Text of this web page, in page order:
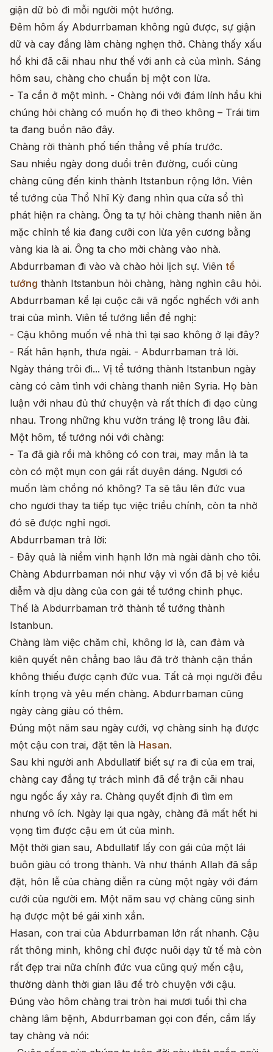
giận dữ bỏ đi mỗi người một hướng.
Đêm hôm ấy Abdurrbaman không ngủ được, sự giận
dữ và cay đắng làm chàng nghẹn thở. Chàng thấy xấu
hổ khi đã cãi nhau như thế với anh cả của mình. Sáng
hôm sau, chàng cho chuẩn bị một con lừa.
- Ta cần ở một mình. - Chàng nói với đám lính hầu khi
chúng hỏi chàng có muốn họ đi theo không – Trái tim
ta đang buồn não đây.
Chàng rời thành phố tiến thẳng về phía trước.
Sau nhiều ngày dong duổi trên đường, cuối cùng
chàng cũng đến kinh thành Itstanbun rộng lớn. Viên
tể tướng của Thổ Nhĩ Kỳ đang nhìn qua cửa sổ thì
phát hiện ra chàng. Ông ta tự hỏi chàng thanh niên ăn
mặc chỉnh tề kia đang cưỡi con lừa yên cương bằng
vàng kia là ai. Ông ta cho mời chàng vào nhà.
Abdurrbaman đi vào và chào hỏi lịch sự. Viên tể
tướng thành Itstanbun hỏi chàng, hàng nghìn câu hỏi.
Abdurrbaman kể lại cuộc cãi vã ngốc nghếch với anh
trai của mình. Viên tể tướng liền đề nghị:
- Cậu không muốn về nhà thì tại sao không ở lại đây?
- Rất hân hạnh, thưa ngài. - Abdurrbaman trả lời.
Ngày tháng trôi đi... Vị tể tướng thành Itstanbun ngày
càng có cảm tình với chàng thanh niên Syria. Họ bàn
luận với nhau đủ thứ chuyện và rất thích đi dạo cùng
nhau. Trong những khu vườn tráng lệ trong lâu đài.
Một hôm, tể tướng nói với chàng:
- Ta đã già rồi mà không có con trai, may mắn là ta
còn có một mụn con gái rất duyên dáng. Ngươi có
muốn làm chồng nó không? Ta sẽ tâu lên đức vua
cho ngươi thay ta tiếp tục việc triều chính, còn ta nhờ
đó sẽ được nghỉ ngơi.
Abdurrbaman trả lời:
- Đây quả là niềm vinh hạnh lớn mà ngài dành cho tôi.
Chàng Abdurrbaman nói như vậy vì vốn đã bị vẻ kiều
diễm và dịu dàng của con gái tể tướng chinh phục.
Thế là Abdurrbaman trở thành tể tướng thành
Istanbun.
Chàng làm việc chăm chỉ, không lơ là, can đảm và
kiên quyết nên chẳng bao lâu đã trở thành cận thần
không thiếu được cạnh đức vua. Tất cả mọi người đều
kính trọng và yêu mến chàng. Abdurrbaman cũng
ngày càng giàu có thêm.
Đúng một năm sau ngày cưới, vợ chàng sinh hạ được
một cậu con trai, đặt tên là Hasan.
Sau khi người anh Abdullatif biết sự ra đi của em trai,
chàng cay đắng tự trách mình đã để trận cãi nhau
ngu ngốc ấy xảy ra. Chàng quyết định đi tìm em
nhưng vô ích. Ngày lại qua ngày, chàng đã mất hết hi
vọng tìm được cậu em út của mình.
Một thời gian sau, Abdullatif lấy con gái của một lái
buôn giàu có trong thành. Và như thánh Allah đã sắp
đặt, hôn lễ của chàng diễn ra cùng một ngày với đám
cưới của người em. Một năm sau vợ chàng cũng sinh
hạ được một bé gái xinh xắn.
Hasan, con trai của Abdurrbaman lớn rất nhanh. Cậu
rất thông minh, không chỉ được nuôi dạy tử tế mà còn
rất đẹp trai nữa chính đức vua cũng quý mến cậu,
thường dành thời gian lâu để trò chuyện với cậu.
Đúng vào hôm chàng trai tròn hai mươi tuổi thì cha
chàng lâm bệnh, Abdurrbaman gọi con đến, cầm lấy
tay chàng và nói: